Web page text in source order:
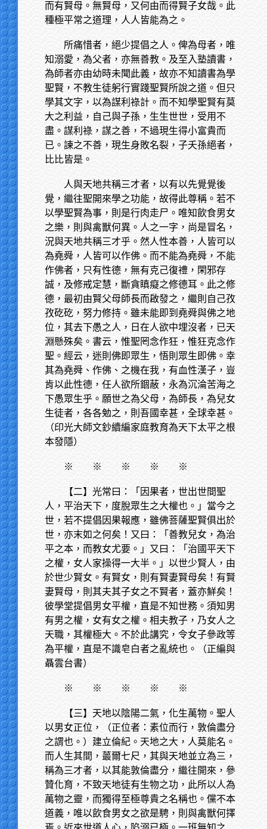
而有賢母。無賢母，又何由而得賢子女哉。此
種極平常之道理，人人皆能為之。
所痛惜者，絕少提倡之人。俾為母者，唯
知溺愛，為父者，亦無善教。及至入塾讀書，
為師者亦由幼時未聞此義，故亦不知讀書為學
聖賢，不教生徒躬行實踐聖賢所說之道。但只
學其文字，以為謀利祿計。而不知學聖賢有莫
大之利益，自己與子孫，生生世世，受用不
盡。謀利祿，謀之善，不過現生得小富貴而
已。諫之不善，現生身敗名裂，子夭孫絕者，
比比皆是。
人與天地共稱三才者，以有以先覺覺後
覺，繼往聖開來學之功能，故得此尊稱。若不
以學聖賢為事，則是行肉走尸。唯知飲食男女
之樂，則與禽獸何異。人之一字，尚是冒名，
況與天地共稱三才乎。然人性本善，人皆可以
為堯舜，人皆可以作佛。而不能為堯舜，不能
作佛者，只有性德，無有克己復禮，閑邪存
誠，及修戒定慧，斷貪瞋癡之修德耳。此之修
德，最初由賢父母師長而啟發之，繼則自己孜
孜矻矻，努力修持。雖未能即到堯舜與佛之地
位，其去下愚之人，日在人欲中埋沒者，已天
淵懸殊矣。書云，惟聖罔念作狂，惟狂克念作
聖。經云，迷則佛即眾生，悟則眾生即佛。幸
其為堯舜、作佛、之機在我，有血性漢子，豈
肯以此性德，任人欲所錮蔽，永為沉淪苦海之
下愚眾生乎。願世之為父母，為師長，為兒女
生徒者，各各勉之，則吾國幸甚，全球幸甚。
（印光大師文鈔續編家庭教育為天下太平之根
本發隱）
※ ※ ※ ※ ※
【二】光常曰：「因果者，世出世間聖
人，平治天下，度脫眾生之大權也。」當今之
世，若不提倡因果報應，雖佛菩薩聖賢俱出於
世，亦末如之何矣！又曰：「善教兒女，為治
平之本，而教女尤要。」又曰：「治國平天下
之權，女人家操得一大半。」以世少賢人，由
於世少賢女。有賢女，則有賢妻賢母矣！有賢
妻賢母，則其夫其子女之不賢者，蓋亦鮮矣！
彼學堂提倡男女平權，直是不知世務。須知男
有男之權，女有女之權。相夫教子，乃女人之
天職，其權極大。不於此講究，令女子參政等
為平權，直是不識皂白者之亂統也。（正編與
聶雲台書）
※ ※ ※ ※ ※
【三】天地以陰陽二氣，化生萬物。聖人
以男女正位，（正位者：素位而行，敦倫盡分
之謂也。）建立倫紀。天地之大，人莫能名。
而人生其間，蕞爾七尺，其與天地並立為三，
稱為三才者，以其能敦倫盡分，繼往開來，參
贊化育，不致天地徒有生物之功，此所以人為
萬物之靈，而獨得至極尊貴之名稱也。儻不本
道義，唯以飲食男女之欲是騁，則與禽獸何擇